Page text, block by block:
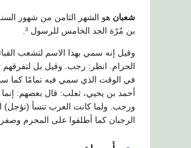
شعبان
بن مُرّة الجد الخامس للرسول ³.
وقيل إنه سمي بهذا الاسم لتشعب
الحرام. انظر: رجب. وقيل بل
في الوقت الذي سمي فيه تمامًا كما
أحمد بن يحيي، ثعلب: قال بعضهم:
ورجب. ولما كانت العرب تنسأ
الرجبان كما أطلقوا على المحرم